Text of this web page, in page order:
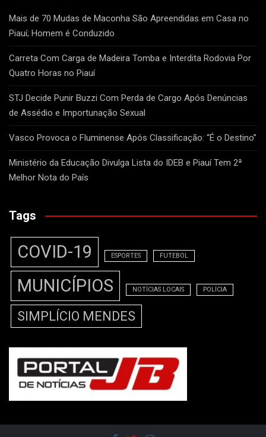
Mais de 70 Mudas de Maconha São Apreendidas em Casa no
Piauí; Homem é Conduzido
Carreta Com Carga de Madeira Tomba e Interdita Rodovia Por
Quatro Horas no Piauí
STJ Decide Punir Buzzi Com Perda de Cargo Após Denúncias
de Assédio e Importunação Sexual
Vasco Provoca o Fluminense Após Classificação: “É o Destino”
Ministério da Educação Divulga Lista do IDEB e Piauí Tem 2ª
Melhor Nota do País
Tags
COVID-19 ESPORTES FUTEBOL
MUNICÍPIOS NOTÍCIAS LOCAIS POLÍCIA
SIMPLÍCIO MENDES